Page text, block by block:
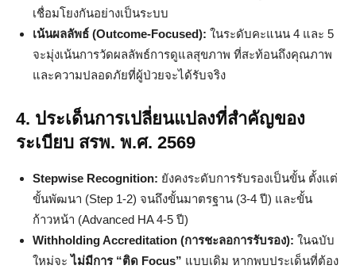
เชื่อมโยงกันอย่างเป็นระบบ
เน้นผลลัพธ์ (Outcome-Focused): ในระดับคะแนน 4 และ 5
จะมุ่งเน้นการวัดผลลัพธ์การดูแลสุขภาพ ที่สะท้อนถึงคุณภาพ
และความปลอดภัยที่ผู้ป่วยจะได้รับจริง
4. ประเด็นการเปลี่ยนแปลงที่สำคัญของ
ระเบียบ สรพ. พ.ศ. 2569
Stepwise Recognition: ยังคงระดับการรับรองเป็นขั้น ตั้งแต่
ขั้นพัฒนา (Step 1-2) จนถึงขั้นมาตรฐาน (3-4 ปี) และขั้น
ก้าวหน้า (Advanced HA 4-5 ปี)
Withholding Accreditation (การชะลอการรับรอง): ในฉบับ
ใหม่จะไม่มีการ “ติด Focus” แบบเดิม หากพบประเด็นที่ต้อง